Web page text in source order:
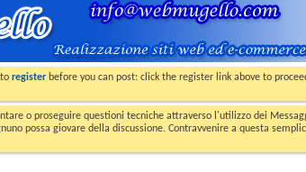
register before you can post: click the register link above to
o proseguire questioni tecniche attraverso l'utilizzo dei
possa giovare della discussione. Contravvenire a questa